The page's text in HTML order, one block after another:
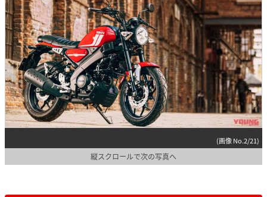
(画像 No.2/21)
縦スクロールで次の写真へ